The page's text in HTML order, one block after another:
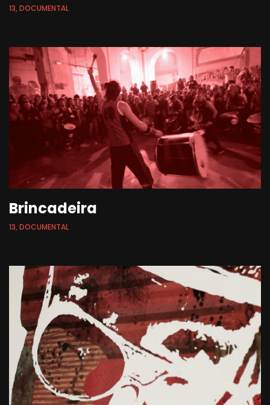
13, DOCUMENTAL
Brincadeira
13, DOCUMENTAL